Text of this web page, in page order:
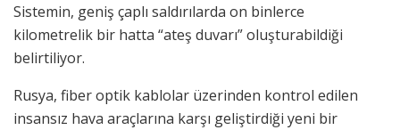
Sistemin, geniş çaplı saldırılarda on binlerce
kilometrelik bir hatta “ateş duvarı” oluşturabildiği
belirtiliyor.
Rusya, fiber optik kablolar üzerinden kontrol edilen
insansız hava araçlarına karşı geliştirdiği yeni bir